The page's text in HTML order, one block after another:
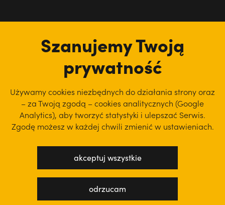
regulamin serwisu
Szanujemy Twoją
prywatność
Używamy cookies niezbędnych do działania strony oraz
– za Twoją zgodą – cookies analitycznych (Google
Analytics), abytworzyć statystyki i ulepszać Serwis.
Zgodę możesz w każdej chwili zmienić w ustawieniach.
akceptuj wszystkie
odrzucam